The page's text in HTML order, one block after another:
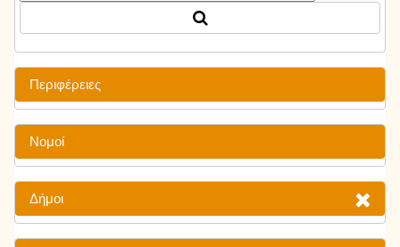
Περιφέρειες
Νομοί
Δήμοι